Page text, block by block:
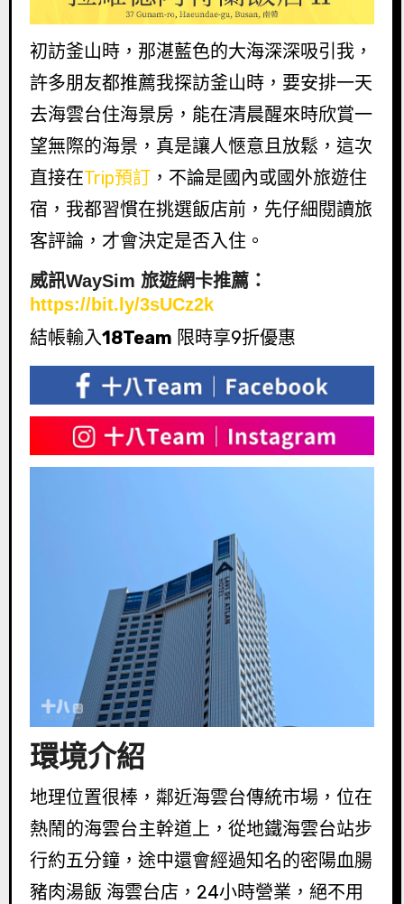
初訪釜山時，那湛藍色的大海深深吸引我，
許多朋友都推薦我探訪釜山時，要安排一天
去海雲台住海景房，能在清晨醒來時欣賞一
望無際的海景，真是讓人愜意且放鬆，這次
直接在Trip預訂，不論是國內或國外旅遊住
宿，我都習慣在挑選飯店前，先仔細閱讀旅
客評論，才會決定是否入住。
威訊WaySim 旅遊網卡推薦：
https://bit.ly/3sUCz2k
結帳輸入18Team 限時享9折優惠
環境介紹
地理位置很棒，鄰近海雲台傳統市場，位在
熱鬧的海雲台主幹道上，從地鐵海雲台站步
行約五分鐘，途中還會經過知名的密陽血腸
豬肉湯飯 海雲台店，24小時營業，絕不用